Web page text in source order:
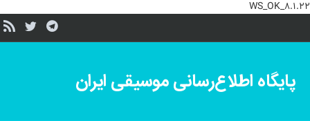
WS_OK_8.1.22
پایگاه اطلاع‌رسانی موسیقی ایران